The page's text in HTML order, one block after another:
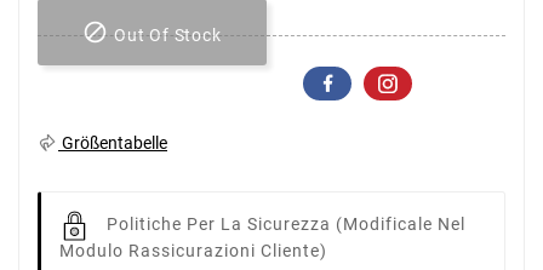
 Out Of Stock
Größentabelle
Politiche Per La Sicurezza (modificale Nel
Modulo Rassicurazioni Cliente)